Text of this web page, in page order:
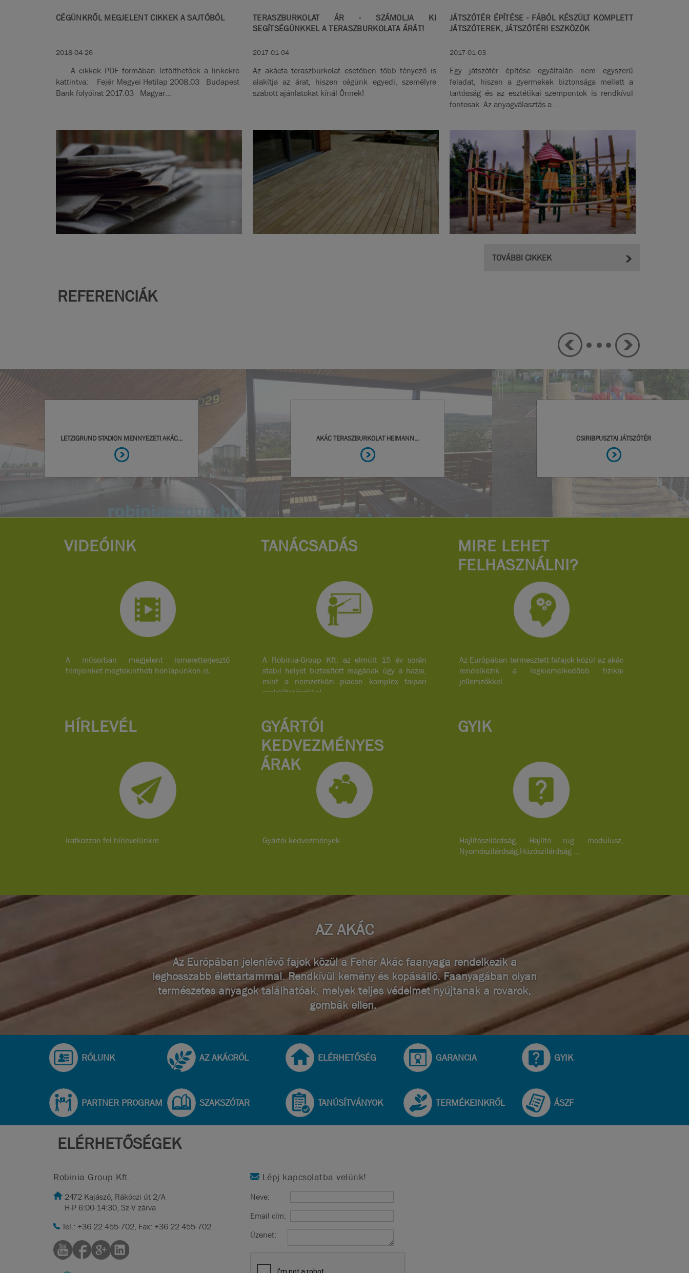
CÉGÜNKRŐL MEGJELENT CIKKEK A SAJTÓBÓL
2018-04-26
A cikkek PDF formában letölthetőek a linkekre
kattintva: Fejér Megyei Hetilap 2008.03 Budapest
Bank folyóirat 2017.03 Magyar...
TERASZBURKOLAT ÁR - SZÁMOLJA KI
SEGÍTSÉGÜNKKEL A TERASZBURKOLATA ÁRÁT!
2017-01-04
Az akácfa teraszburkolat esetében több tényező is
alakítja az árat, hiszen cégünk egyedi, személyre
szabott ajánlatokat kínál Önnek!
JÁTSZÓTÉR ÉPÍTÉSE - FÁBÓL KÉSZÜLT KOMPLETT
JÁTSZÓTEREK, JÁTSZÓTÉRI ESZKÖZÖK
2017-01-03
Egy játszótér építése egyáltalán nem egyszerű
feladat, hiszen a gyermekek biztonsága mellett a
tartósság és az esztétikai szempontok is rendkívül
fontosak. Az anyagválasztás a...
TOVÁBBI CIKKEK
REFERENCIÁK
VIDEÓINK
A műsorban megjelent ismeretterjesztő
filmjeinket megtekintheti honlapunkon is.
TANÁCSADÁS
A Robinia-Group Kft. az elmúlt 15 év során
stabil helyet biztosított magának úgy a hazai,
mint a nemzetközi piacon komplex faipari
szolgáltatásokkal.
MIRE LEHET
FELHASZNÁLNI?
Az Európában termesztett fafajok közül az akác
rendelkezik a legkiemelkedőbb fizikai
jellemzőkkel.
HÍRLEVÉL
Iratkozzon fel hírlevelünkre.
GYÁRTÓI
KEDVEZMÉNYES
ÁRAK
Gyártói kedvezmények
GYIK
Hajlítószilárdság, Hajlító rug. modulusz,
Nyomószilárdság,Húzószilárdság ...
AZ AKÁC
Az Európában jelenlévő fajok közül a Fehér Akác faanyaga rendelkezik a
leghosszabb élettartammal. Rendkívül kemény és kopásálló. Faanyagában olyan
természetes anyagok találhatóak, melyek teljes védelmet nyújtanak a rovarok,
gombák ellen.
RÓLUNK AZ AKÁCRÓL ELÉRHETŐSÉG GARANCIA GYIK
PARTNER PROGRAM SZAKSZÓTAR TANÚSÍTVÁNYOK TERMÉKEINKRŐL ÁSZF
ELÉRHETŐSÉGEK
Robinia Group Kft.
2472 Kajászó, Rákóczi út 2/A
H-P 6:00-14:30, Sz-V zárva
Tel.: +36 22 455-702, Fax: +36 22 455-702
Lépj kapcsolatba velünk!
Neve:
Email cím:
Üzenet: